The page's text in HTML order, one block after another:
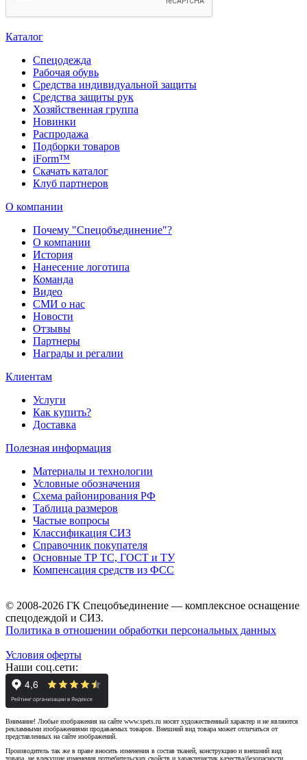
Каталог
Спецодежда
Рабочая обувь
Средства индивидуальной защиты
Средства защиты рук
Хозяйственная группа
Новинки
Распродажа
Подборки товаров
iForm™
Скачать каталог
Клуб партнеров
О компании
Почему "Спецобъединение"?
О компании
История
Нанесение логотипа
Команда
Видео
СМИ о нас
Новости
Отзывы
Партнеры
Награды и регалии
Клиентам
Услуги
Как купить?
Доставка
Полезная информация
Материалы и технологии
Условные обозначения
Схема районирования РФ
Таблица размеров
Частые вопросы
Классификация СИЗ
Справочник покупателя
Основные ТР ТС, ГОСТ и ТУ
Компенсация средств из ФСС
© 2008-2026 ГК Спецобъединение — комплексное оснащение
спецодеждой и СИЗ.
Политика в отношении обработки персональных данных
Условия оферты
Наши соц.сети:
Внимание! Любые изображения на сайте www.spets.ru носят художественный характер и не являются
рекламными изображениями продаваемых товаров. Внешний вид товара может отличаться от
представленных на сайте изображений.
Производитель так же в праве вносить изменения в состав тканей, конструкцию и внешний вид
товара, не влекущие изменения потребительских свойств и характеристик качества/безопасности